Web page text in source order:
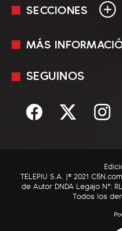
SECCIONES
En Vivo
Sociedad
C5N Autos
RatingCero
MÁS
Mediakit
Términos y condiciones
SEGUINOS
TELEPIU S.A. |© 2021
de Autor DNDA Legajo N°:
Todos los